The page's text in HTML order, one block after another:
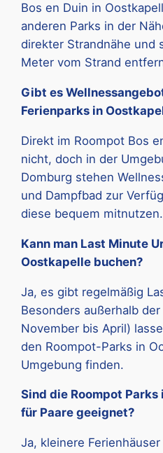
Bos en Duin in
anderen Parks in der
direkter Strandnähe und
Meter vom Strand
Gibt es
Ferienparks in
Direkt im Roompot Bos
nicht, doch in der
Domburg stehen
und Dampfbad zur
diese bequem mitnutzen.
Kann man Last Minute
Oostkapelle buchen?
Ja, es gibt regelmäßig
Besonders außerhalb
November bis April)
den Roompot-Parks in
Umgebung finden.
Sind die Roompot
für Paare geeignet?
Ja, kleinere